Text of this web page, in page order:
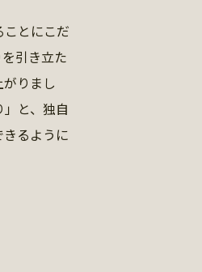
とにこだ
引き立た
りまし
と、独自
るように